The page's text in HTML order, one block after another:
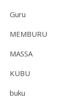
Guru
MEMBURU
MASSA
KUBU
buku